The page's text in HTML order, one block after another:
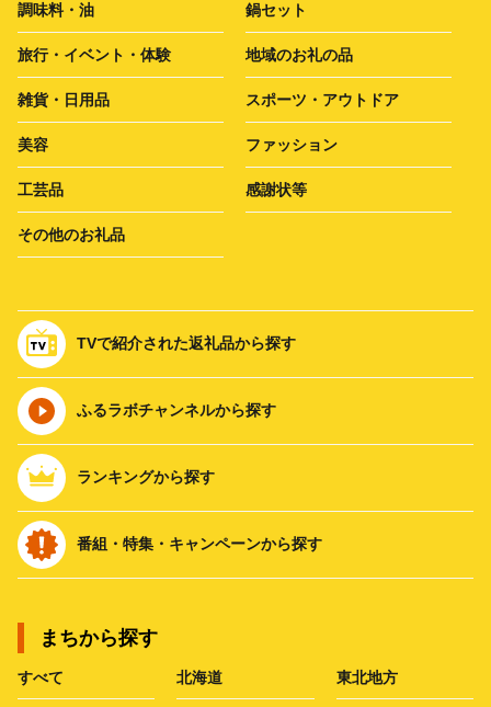
調味料・油 鍋セット
旅行・イベント・体験 地域のお礼の品
雑貨・日用品 スポーツ・アウトドア
美容 ファッション
工芸品 感謝状等
その他のお礼品
TVで紹介された返礼品から探す
ふるラボチャンネルから探す
ランキングから探す
番組・特集・キャンペーンから探す
まちから探す
すべて 北海道 東北地方